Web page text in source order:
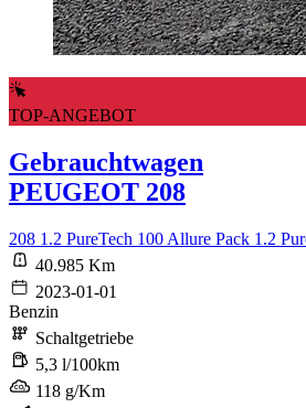
TOP-ANGEBOT
Gebrauchtwagen
PEUGEOT 208
208 1.2 PureTech 100 Allure Pack 1.2
40.985 Km
2023-01-01
Benzin
Schaltgetriebe
5,3 l/100km
118 g/Km